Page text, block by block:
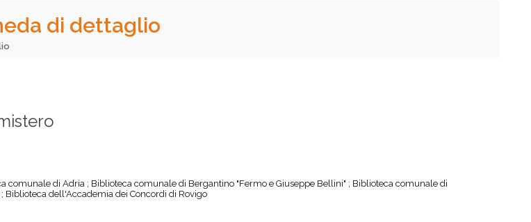
di dettaglio
comunale di Adria ; Biblioteca comunale di Bergantino "Fermo e Giuseppe Bellini" ; Biblioteca comunale di
; Biblioteca dell'Accademia dei Concordi di Rovigo